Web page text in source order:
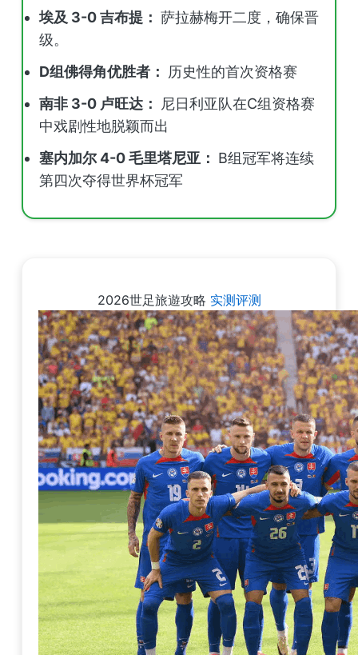
埃及 3-0 吉布提： 萨拉赫梅开二度，确保晋
级。
D组佛得角优胜者： 历史性的首次资格赛
南非 3-0 卢旺达：
尼日利亚队在C组资格赛
中戏剧性地脱颖而出
塞内加尔 4-0 毛里塔尼亚： B组冠军将连续
第四次夺得世界杯冠军
2026世足旅遊攻略 实测评测